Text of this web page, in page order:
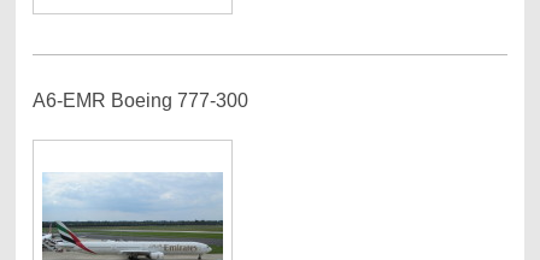
A6-EMR Boeing 777-300